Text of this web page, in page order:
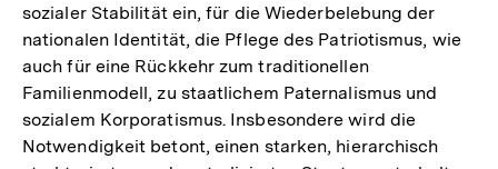
sozialer Stabilität ein, für die Wiederbelebung der
nationalen Identität, die Pflege des Patriotismus, wie
auch für eine Rückkehr zum traditionellen
Familienmodell, zu staatlichem Paternalismus und
sozialem Korporatismus. Insbesondere wird die
Notwendigkeit betont, einen starken, hierarchisch